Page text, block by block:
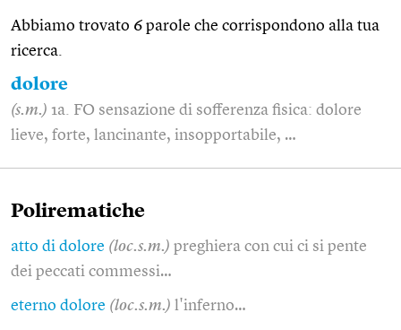
Abbiamo trovato 6 parole che corrispondono alla tua
ricerca.
dolore
(s.m.) 1a. FO sensazione di sofferenza fisica: dolore
lieve, forte, lancinante, insopportabile, …
Polirematiche
atto di dolore (loc.s.m.) preghiera con cui ci si pente
dei peccati commessi…
eterno dolore (loc.s.m.) l'inferno…